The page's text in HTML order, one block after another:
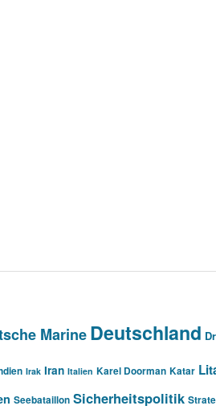
MarineDeutschland
Irak Iran Italien Karel Doorman Katar
Seebataillon Sicherheitspolitik